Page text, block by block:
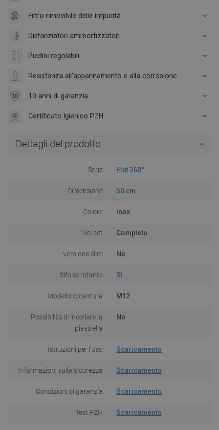
Filtro rimovibile delle impurità
Distanziatori ammortizzatori
Piedini regolabili
Resistenza all'appannamento e alla corrosione
10 anni di garanzia
Certificato Igienico PZH
Dettagli del prodotto
Serie Flat 360°
Dimensione 50 cm
Colore Inox
Nel set Completo
Versione slim No
Sifone rotante Sì
Modello copertura M12
Possibilità di incollare la
piastrella
No
Istruzioni per l'uso Scaricamento
Informazioni sulla sicurezza Scaricamento
Condizioni di garanzia Scaricamento
Test PZH Scaricamento